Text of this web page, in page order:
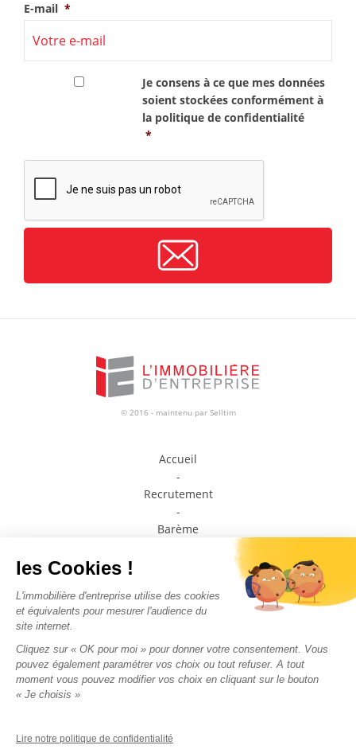
E-mail *
Je consens à ce que mes données
soient stockées conformément à
la politique de confidentialité
*
© 2016 - maintenu par Selltim
Accueil
-
Recrutement
-
Barème
Prendre contact avec un conseiller
Médiateur de la consommation
-
-
Mentions légales
-
Nous suivre sur les
réseaux sociaux